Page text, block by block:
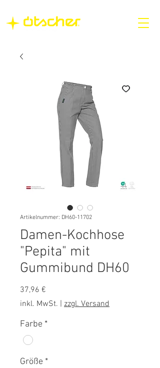
Artikelnummer: DH60-11702
Damen-Kochhose
"Pepita" mit
Gummibund DH60
37,96 €
inkl. MwSt.
zzgl. Versand
Farbe *
Größe *